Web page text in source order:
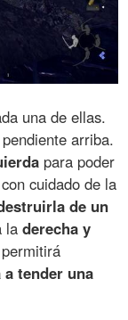
una de ellas.
arriba.
para poder
cuidado de la
de un
laderecha y
tender una